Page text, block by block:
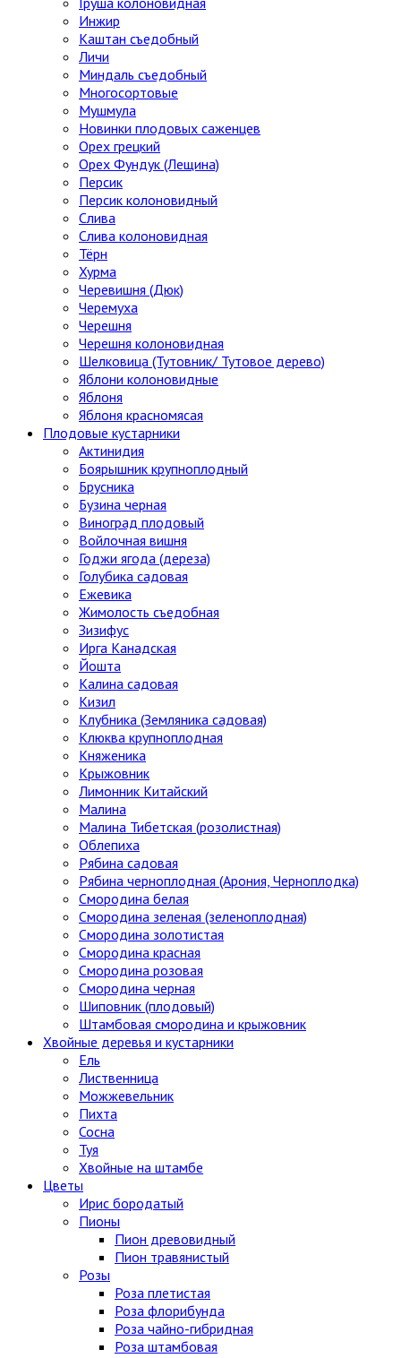
Инжир
Каштан съедобный
Личи
Миндаль съедобный
Многосортовые
Мушмула
Новинки плодовых саженцев
Орех грецкий
Орех Фундук (Лещина)
Персик
Персик колоновидный
Слива
Слива колоновидная
Тёрн
Хурма
Черевишня (Дюк)
Черемуха
Черешня
Черешня колоновидная
Шелковица (Тутовник/ Тутовое дерево)
Яблони колоновидные
Яблоня
Яблоня красномясая
Плодовые кустарники
Актинидия
Боярышник крупноплодный
Брусника
Бузина черная
Виноград плодовый
Войлочная вишня
Годжи ягода (дереза)
Голубика садовая
Ежевика
Жимолость съедобная
Зизифус
Ирга Канадская
Йошта
Калина садовая
Кизил
Клубника (Земляника садовая)
Клюква крупноплодная
Княженика
Крыжовник
Лимонник Китайский
Малина
Малина Тибетская (розолистная)
Облепиха
Рябина садовая
Рябина черноплодная (Арония, Черноплодка)
Смородина белая
Смородина зеленая (зеленоплодная)
Смородина золотистая
Смородина красная
Смородина розовая
Смородина черная
Шиповник (плодовый)
Штамбовая смородина и крыжовник
Хвойные деревья и кустарники
Ель
Лиственница
Можжевельник
Пихта
Сосна
Туя
Хвойные на штамбе
Цветы
Ирис бородатый
Пионы
Пион древовидный
Пион травянистый
Розы
Роза плетистая
Роза флорибунда
Роза чайно-гибридная
Роза штамбовая